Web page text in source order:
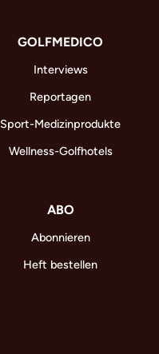
GOLFMEDICO
Interviews
Reportagen
Sport-Medizinprodukte
Wellness-Golfhotels
ABO
Abonnieren
Heft bestellen